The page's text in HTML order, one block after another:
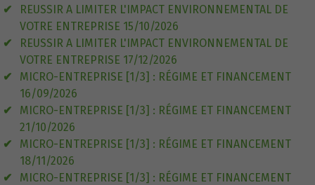
REUSSIR A LIMITER L'IMPACT ENVIRONNEMENTAL DE
VOTRE ENTREPRISE 15/10/2026
REUSSIR A LIMITER L'IMPACT ENVIRONNEMENTAL DE
VOTRE ENTREPRISE 17/12/2026
MICRO-ENTREPRISE [1/3] : RÉGIME ET FINANCEMENT
16/09/2026
MICRO-ENTREPRISE [1/3] : RÉGIME ET FINANCEMENT
21/10/2026
MICRO-ENTREPRISE [1/3] : RÉGIME ET FINANCEMENT
18/11/2026
MICRO-ENTREPRISE [1/3] : RÉGIME ET FINANCEMENT